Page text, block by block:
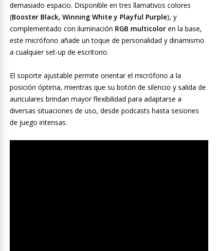
demasiado espacio. Disponible en tres llamativos colores
(Booster Black, Winning White y Playful Purple), y
complementado con iluminación RGB multicolor en la base,
este micrófono añade un toque de personalidad y dinamismo
a cualquier set-up de escritorio.
El soporte ajustable permite orientar el micrófono a la
posición óptima, mientras que su botón de silencio y salida de
auriculares brindan mayor flexibilidad para adaptarse a
diversas situaciones de uso, desde podcasts hasta sesiones
de juego intensas.